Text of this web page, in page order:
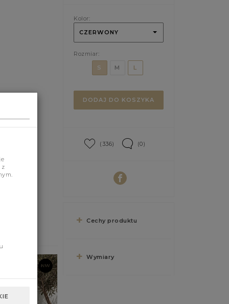
Kolor:
CZERWONY
Rozmiar:
S
M L
DODAJ DO KOSZYKA
(336) (0)
Cechy produktu
Wymiary
z